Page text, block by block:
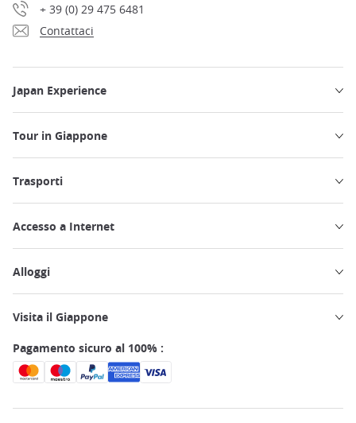
+ 39 (0) 29 475 6481
Contattaci
Japan Experience
Tour in Giappone
Trasporti
Accesso a Internet
Alloggi
Visita il Giappone
Pagamento sicuro al 100% :